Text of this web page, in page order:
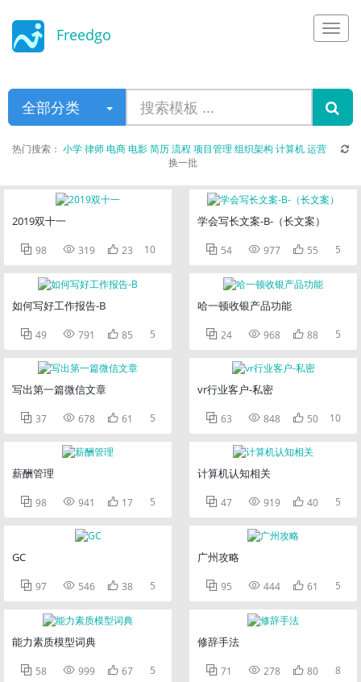
Freedgo
全部分类
热门搜索： 小学律师电商电影简历流程 项目管理 组织架构 计算机运营
换一批
2019双十一
 98  319  23 10
如何写好工作报告-B
 49  791  85 5
写出第一篇微信文章
 37  678  61 5
薪酬管理
 98  941  17 5
GC
 97  546  38 5
能力素质模型词典
 58  999  67 5
学会写长文案-B-（长文案）
 54  977  55 5
哈一顿收银产品功能
 24  968  88 5
vr行业客户-私密
 63  848  50 10
计算机认知相关
 47  919  40 5
广州攻略
 95  444  61 5
修辞手法
 71  278  80 8